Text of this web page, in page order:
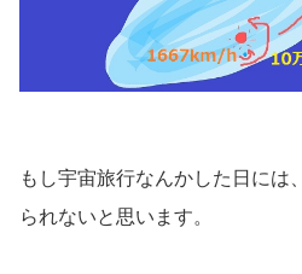
もし宇宙旅行なんかした日には
られないと思います。